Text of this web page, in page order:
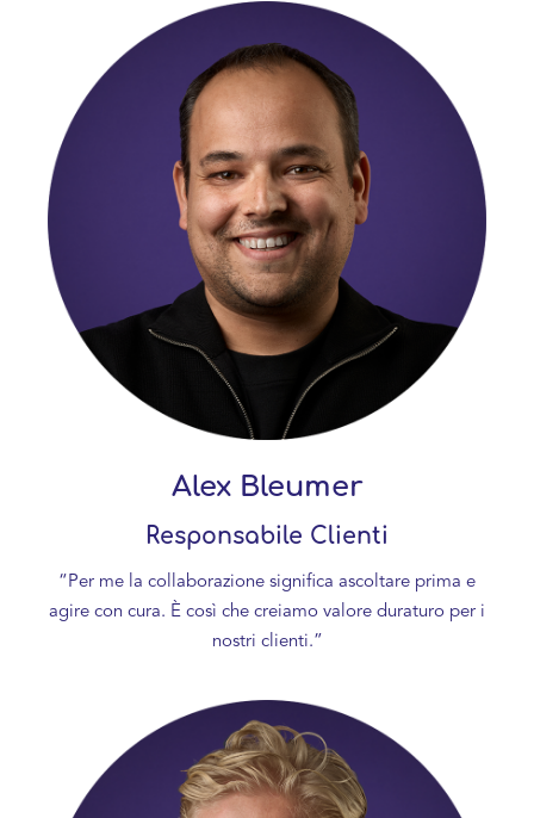
Alex Bleumer
Responsabile Clienti
“Per me la collaborazione significa ascoltare prima e
agire con cura. È così che creiamo valore duraturo per i
nostri clienti.”